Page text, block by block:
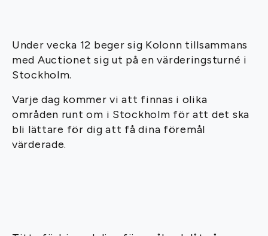
Under vecka 12 beger sig Kolonn tillsammans
med Auctionet sig ut på en värderingsturné i
Stockholm.
Varje dag kommer vi att finnas i olika
områden runt om i Stockholm för att det ska
bli lättare för dig att få dina föremål
värderade.